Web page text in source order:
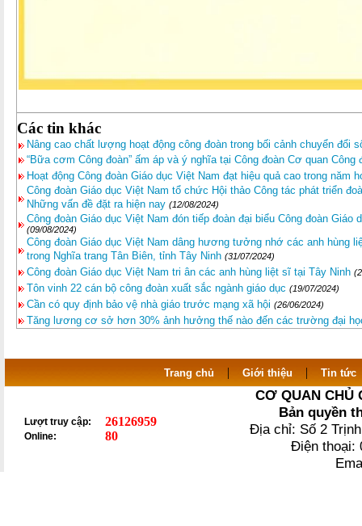
Các tin khác
Nâng cao chất lượng hoạt động công đoàn trong bối cảnh chuyển đổi
“Bữa cơm Công đoàn” ấm áp và ý nghĩa tại Công đoàn Cơ quan Công
Hoạt động Công đoàn Giáo dục Việt Nam đạt hiệu quả cao trong năm
Công đoàn Giáo dục Việt Nam tổ chức Hội thảo Công tác phát triển
Những vấn đề đặt ra hiện nay (12/08/2024)
Công đoàn Giáo dục Việt Nam đón tiếp đoàn đại biểu Công đoàn Giáo
(09/08/2024)
Công đoàn Giáo dục Việt Nam dâng hương tưởng nhớ các anh hùng
trong Nghĩa trang Tân Biên, tỉnh Tây Ninh (31/07/2024)
Công đoàn Giáo dục Việt Nam tri ân các anh hùng liệt sĩ tại Tây Ninh
Tôn vinh 22 cán bộ công đoàn xuất sắc ngành giáo dục (19/07/2024)
Cần có quy định bảo vệ nhà giáo trước mạng xã hội (26/06/2024)
Tăng lương cơ sở hơn 30% ảnh hưởng thế nào đến các trường đại
Trang chủ | Giới thiệu | Tin tức
Lượt truy cập: 26126959
Online: 80
CƠ QUAN CHỦ
Bản quyền
Địa chỉ: Số 2
Điện